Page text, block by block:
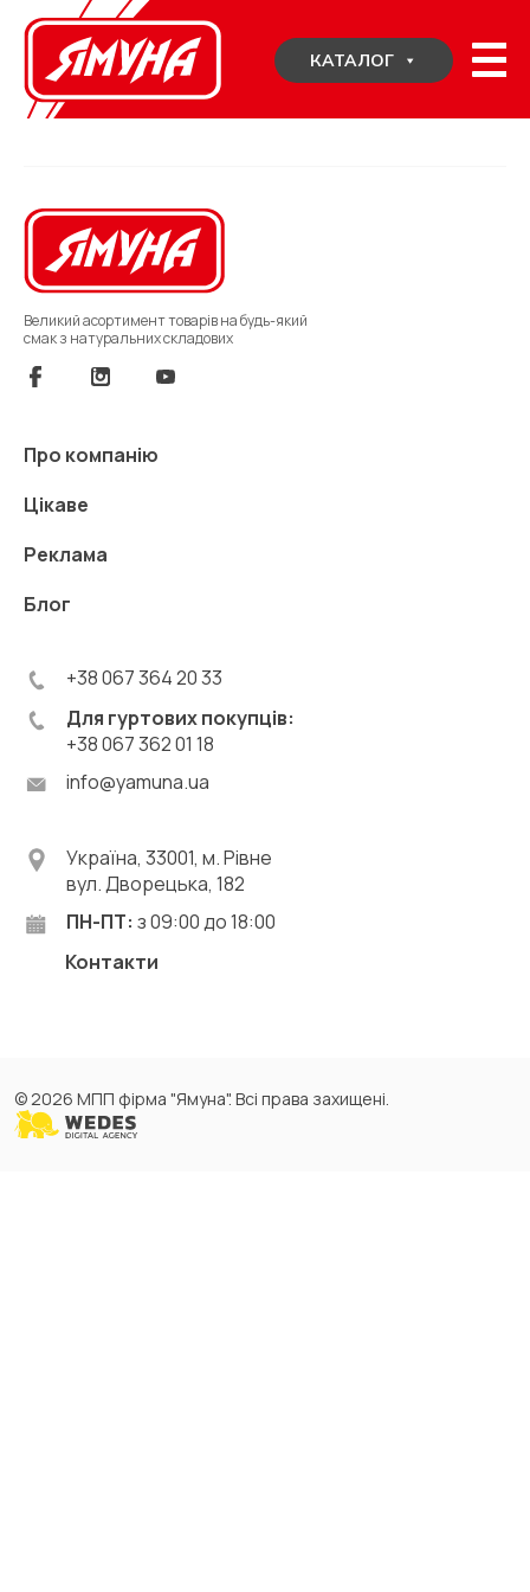
Skip
content
КАТАЛОГ
Великий асортимент товарів на будь-який
смак з натуральних складових
+38 067 364 20 33
Для гуртових покупців:
+38 067 362 01 18
info@yamuna.ua
Про компанію
Цікаве
Реклама
Блог
Україна, 33001, м. Рівне
вул. Дворецька, 182
ПН-ПТ: з 09:00 до 18:00
Контакти
© 2026 МПП фірма "Ямуна". Всі права захищені.